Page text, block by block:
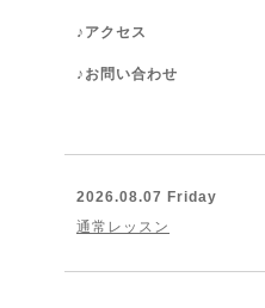
♪アクセス
♪お問い合わせ
2026.08.07 Friday
通常レッスン